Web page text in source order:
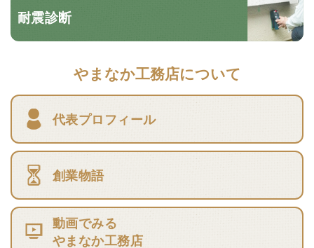
耐震診断
やまなか工務店について
代表プロフィール
創業物語
動画でみる
やまなか工務店